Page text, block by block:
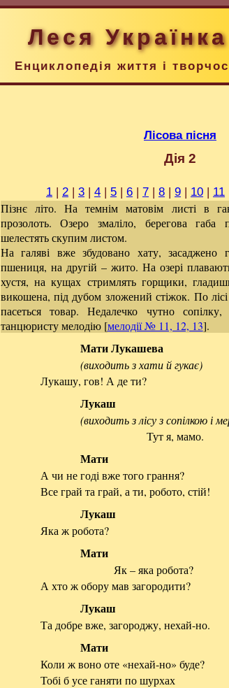
Леся Українка
Енциклопедія життя і
Лісова пісня
Дія 2
1 | 2 | 3 | 4 | 5 | 6 | 7 | 8 | 9 | 10 | 11
Пізнє літо. На темнім матовім листі в
прозолоть. Озеро змаліло, берегова
шелестять скупим листом.
На галяві вже збудовано хату, засаджено
пшениця, на другій – жито. На озері
хустя, на кущах стримлять горщики,
викошена, під дубом зложений стіжок. По
пасеться товар. Недалечко чутно
танцюристу мелодію [мелодії № 11, 12, 13].
Мати Лукашева
(виходить з хати й гукає)
Лукашу, гов! А де ти?
Лукаш
(виходить з лісу з сопілкою і
Тут я, мамо.
Мати
А чи не годі вже того грання?
Все грай та грай, а ти, робото, стій!
Лукаш
Яка ж робота?
Мати
Як – яка робота?
А хто ж обору мав загородити?
Лукаш
Та добре вже, загороджу, нехай-но.
Мати
Коли ж воно оте «нехай-но» буде?
Тобі б усе ганяти по шурхах